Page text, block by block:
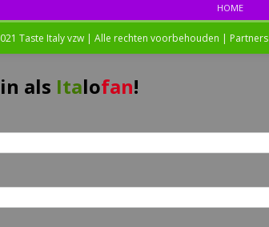
HOME
Taste Italy vzw | Alle rechten voorbehouden | Partners
in als Italofan!